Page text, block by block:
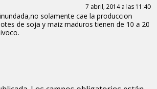
7 abril, 2014 a las 11:40
solamente cae la produccion
de soja y maiz maduros tienen de 10 a 20